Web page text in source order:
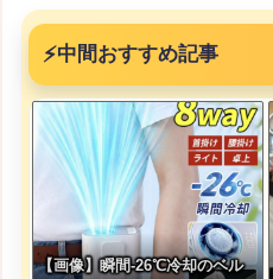
⚡中間おすすめ記事
【画像】瞬間-26℃冷却のベル